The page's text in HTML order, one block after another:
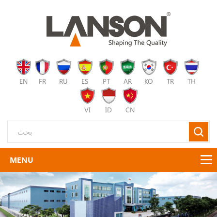
EN FR RU ES PT AR KO TR TH
VI ID CN